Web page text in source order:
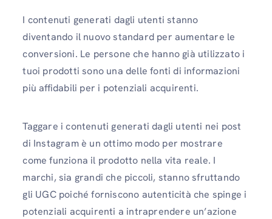
I contenuti generati dagli utenti stanno
diventando il nuovo standard per aumentare le
conversioni. Le persone che hanno già utilizzato i
tuoi prodotti sono una delle fonti di informazioni
più affidabili per i potenziali acquirenti.
Taggare i contenuti generati dagli utenti nei post
di Instagram è un ottimo modo per mostrare
come funziona il prodotto nella vita reale. I
marchi, sia grandi che piccoli, stanno sfruttando
gli UGC poiché forniscono autenticità che spinge i
potenziali acquirenti a intraprendere un’azione